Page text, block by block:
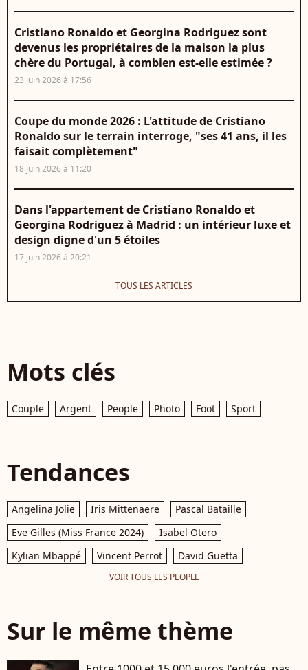
Cristiano Ronaldo et Georgina Rodriguez sont
devenus les propriétaires de la maison la plus
chère du Portugal, à combien est-elle estimée ?
23 juin 2026 à 17:56
Coupe du monde 2026 : L'attitude de Cristiano
Ronaldo sur le terrain interroge, "ses 41 ans, il les
faisait complètement"
18 juin 2026 à 11:20
Dans l'appartement de Cristiano Ronaldo et
Georgina Rodriguez à Madrid : un intérieur luxe et
design digne d'un 5 étoiles
17 juin 2026 à 20:21
TOUS LES ARTICLES
Mots clés
Couple Argent People Photo Foot Sport
Tendances
Angelina Jolie Iris Mittenaere
Pascal Bataille
Eve Gilles (Miss France 2024)
Isabel Otero
Kylian Mbappé
Vincent Perrot David Guetta
VOIR TOUS LES PEOPLE
Sur le même thème